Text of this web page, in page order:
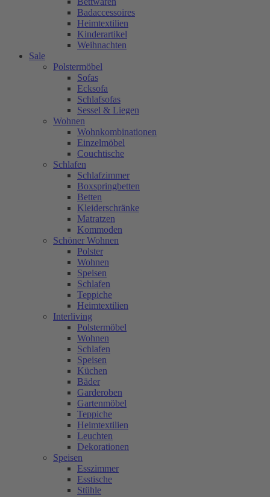
Badaccessoires
Heimtextilien
Kinderartikel
Weihnachten
Sale
Polstermöbel
Sofas
Ecksofa
Schlafsofas
Sessel & Liegen
Wohnen
Wohnkombinationen
Einzelmöbel
Couchtische
Schlafen
Schlafzimmer
Boxspringbetten
Betten
Kleiderschränke
Matratzen
Kommoden
Schöner Wohnen
Polster
Wohnen
Speisen
Schlafen
Teppiche
Heimtextilien
Interliving
Polstermöbel
Wohnen
Schlafen
Speisen
Küchen
Bäder
Garderoben
Gartenmöbel
Teppiche
Heimtextilien
Leuchten
Dekorationen
Speisen
Esszimmer
Esstische
Stühle